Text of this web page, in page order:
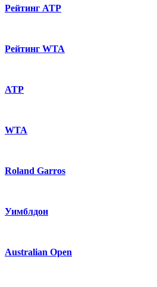
Рейтинг ATP
Рейтинг WTA
ATP
WTA
Roland Garros
Уимблдон
Australian Open